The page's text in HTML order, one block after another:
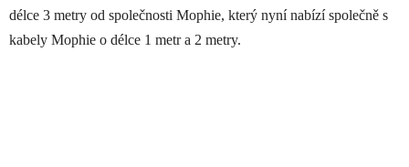
délce 3 metry od společnosti Mophie, který nyní nabízí společně s
kabely Mophie o délce 1 metr a 2 metry.